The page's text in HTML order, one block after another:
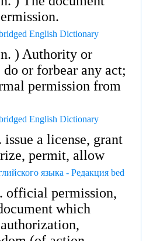
English Dictionary
) Authority or
or forbear any act;
permission from
English Dictionary
a license, grant
permit, allow
языка - Редакция bed
permission,
which